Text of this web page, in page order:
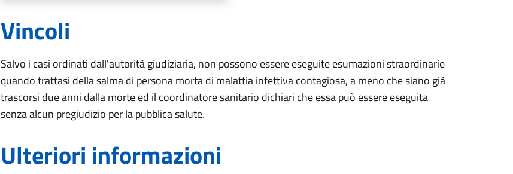
Vincoli
Salvo i casi ordinati dall'autorità giudiziaria, non possono essere eseguite esumazioni straordinarie
quando trattasi della salma di persona morta di malattia infettiva contagiosa, a meno che siano già
trascorsi due anni dalla morte ed il coordinatore sanitario dichiari che essa può essere eseguita
senza alcun pregiudizio per la pubblica salute.
Ulteriori informazioni